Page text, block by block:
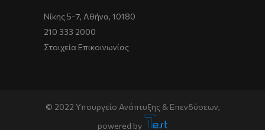
Νίκης 5-7, Αθήνα, 10180
210 333 2000
Στοιχεία Επικοινωνίας
© 2022 Υπουργείο Ανάπτυξης & Επενδύσεων,
powered by